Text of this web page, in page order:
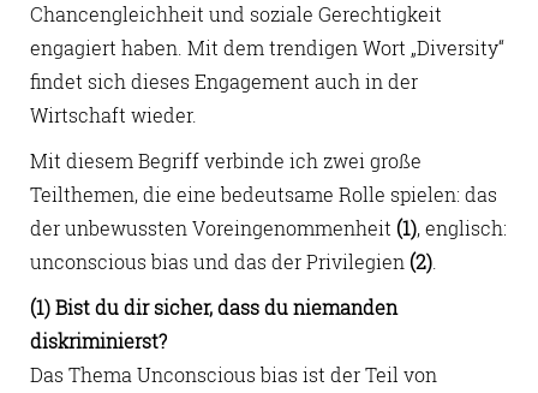
Chancengleichheit und soziale Gerechtigkeit
engagiert haben. Mit dem trendigen Wort „Diversity“
findet sich dieses Engagement auch in der
Wirtschaft wieder.
Mit diesem Begriff verbinde ich zwei große
Teilthemen, die eine bedeutsame Rolle spielen: das
der unbewussten Voreingenommenheit (1), englisch:
unconscious bias und das der Privilegien(2).
(1) Bist du dir sicher, dass du niemanden
diskriminierst?
Das Thema Unconscious bias ist der Teil von